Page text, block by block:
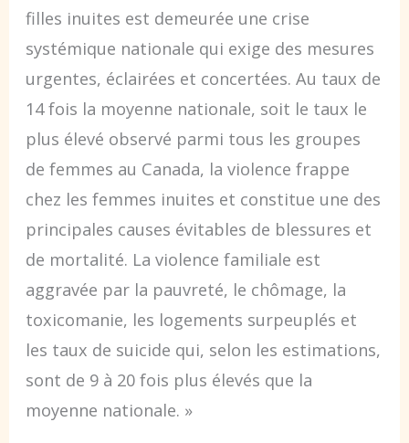
filles inuites est demeurée une crise
systémique nationale qui exige des mesures
urgentes, éclairées et concertées. Au taux de
14 fois la moyenne nationale, soit le taux le
plus élevé observé parmi tous les groupes
de femmes au Canada, la violence frappe
chez les femmes inuites et constitue une des
principales causes évitables de blessures et
de mortalité. La violence familiale est
aggravée par la pauvreté, le chômage, la
toxicomanie, les logements surpeuplés et
les taux de suicide qui, selon les estimations,
sont de 9 à 20 fois plus élevés que la
moyenne nationale. »